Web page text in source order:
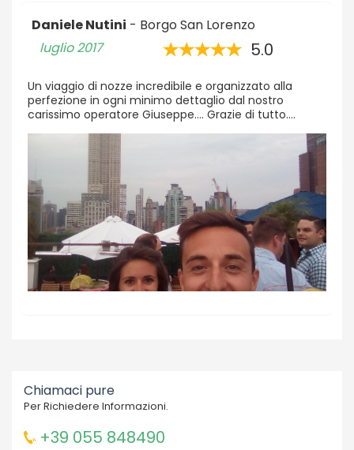
Daniele Nutini - Borgo San Lorenzo
luglio 2017
5.0
Un viaggio di nozze incredibile e organizzato alla
perfezione in ogni minimo dettaglio dal nostro
carissimo operatore Giuseppe.... Grazie di tutto....
Chiamaci pure
Per Richiedere Informazioni.
+39 055 848490